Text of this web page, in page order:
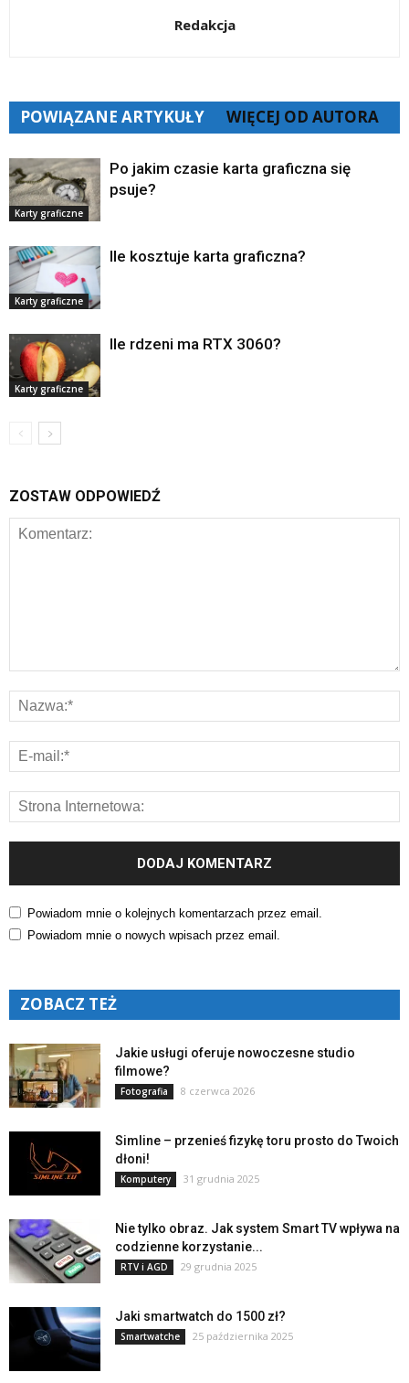
Redakcja
POWIĄZANE ARTYKUŁY WIĘCEJ OD AUTORA
Karty graficzne
Po jakim czasie karta graficzna się
psuje?
Karty graficzne
Ile kosztuje karta graficzna?
Karty graficzne
Ile rdzeni ma RTX 3060?
ZOSTAW ODPOWIEDŹ
Powiadom mnie o kolejnych komentarzach przez email.
Powiadom mnie o nowych wpisach przez email.
ZOBACZ TEŻ
Jakie usługi oferuje nowoczesne studio
filmowe?
Fotografia 8 czerwca 2026
Simline – przenieś fizykę toru prosto do Twoich
dłoni!
Komputery 31 grudnia 2025
Nie tylko obraz. Jak system Smart TV wpływa na
codzienne korzystanie...
RTV i AGD 29 grudnia 2025
Jaki smartwatch do 1500 zł?
Smartwatche 25 października 2025